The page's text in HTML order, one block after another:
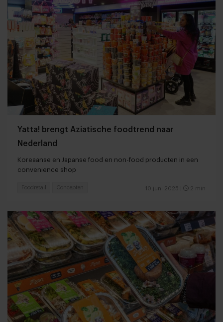
Yatta! brengt Aziatische foodtrend naar
Nederland
Koreaanse en Japanse food en non-food producten in een
convenience shop
10 juni 2025 2 min
Foodretail Concepten